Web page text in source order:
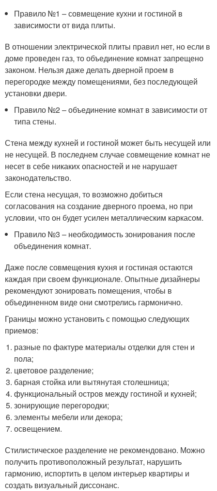
Правило №1 – совмещение кухни и гостиной в
зависимости от вида плиты.
В отношении электрической плиты правил нет, но если в
доме проведен газ, то объединение комнат запрещено
законом. Нельзя даже делать дверной проем в
перегородке между помещениями, без последующей
установки двери.
Правило №2 – объединение комнат в зависимости от
типа стены.
Стена между кухней и гостиной может быть несущей или
не несущей. В последнем случае совмещение комнат не
несет в себе никаких опасностей и не нарушает
законодательство.
Если стена несущая, то возможно добиться
согласования на создание дверного проема, но при
условии, что он будет усилен металлическим каркасом.
Правило №3 – необходимость зонирования после
объединения комнат.
Даже после совмещения кухня и гостиная остаются
каждая при своем функционале. Опытные дизайнеры
рекомендуют зонировать помещения, чтобы в
объединенном виде они смотрелись гармонично.
Границы можно установить с помощью следующих
приемов:
разные по фактуре материалы отделки для стен и
пола;
цветовое разделение;
барная стойка или вытянутая столешница;
функциональный остров между гостиной и кухней;
зонирующие перегородки;
элементы мебели или декора;
освещением.
Стилистическое разделение не рекомендовано. Можно
получить противоположный результат, нарушить
гармонию, испортить в целом интерьер квартиры и
создать визуальный диссонанс.